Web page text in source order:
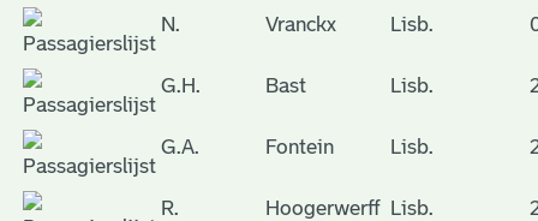
N. Vranckx Lisb.
G.H. Bast Lisb.
G.A. Fontein Lisb.
R. Hoogerwerff Lisb.